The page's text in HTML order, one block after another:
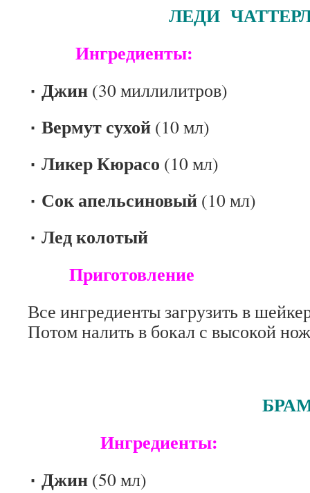
ЛЕДИ
Ингредиенты:
٠ Джин (30 миллилитров)
٠ Вермут сухой (10 мл)
٠ Ликер Кюрасо (10 мл)
٠ Сок апельсиновый (10 мл)
٠ Лед колотый
Приготовление
Все ингредиенты загрузить в
Потом налить в бокал с высокой
Ингредиенты:
٠ Джин (50 мл)